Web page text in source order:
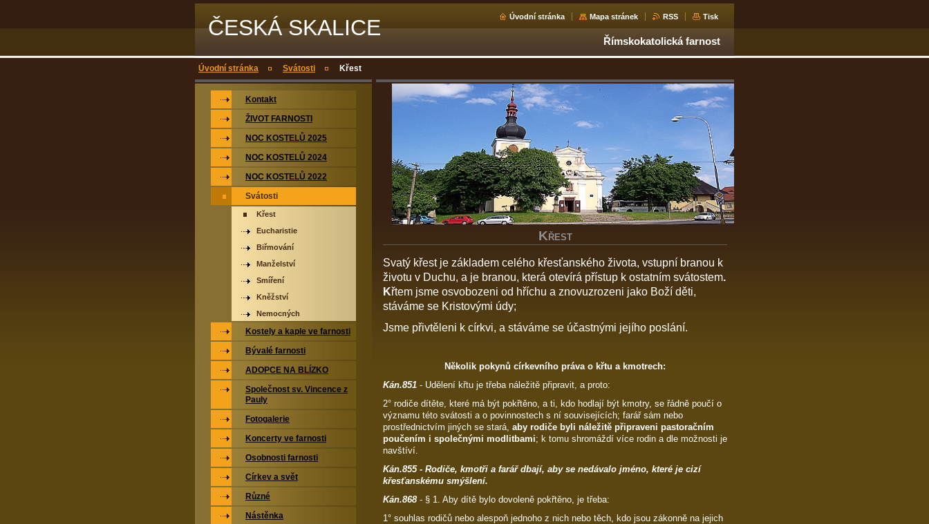
ČESKÁ SKALICE Úvodní stránka Mapa stránek RSS Tisk
Římskokatolická farnost
Úvodní stránka Svátosti Křest
K ŘEST
Svatý křest je základem celého křesťanského života, vstupní branou k
životu v Duchu, a je branou, která otevírá přístup k ostatním svátostem.
Křtem jsme osvobozeni od hříchu a znovuzrozeni jako Boží děti,
stáváme se Kristovými údy;
Jsme přivtěleni k církvi, a stáváme se účastnými jejího poslání.
Několik pokynů církevního práva o křtu a kmotrech:
Kán.851 - Udělení křtu je třeba náležitě připravit, a proto:
2° rodiče dítěte, které má být pokřtěno, a ti, kdo hodlají být kmotry, se řádně poučí o
významu této svátosti a o povinnostech s ní souvisejících; farář sám nebo
prostřednictvím jiných se stará, aby rodiče byli náležitě připraveni pastoračním
poučením i společnými modlitbami; k tomu shromáždí více rodin a dle možnosti je
navštíví.
Kán.855- Rodiče, kmotři a farář dbají, aby se nedávalo jméno, které je cizí
křesťanskému smýšlení.
Kán.868- § 1. Aby dítě bylo dovoleně pokřtěno, je třeba:
1° souhlas rodičů nebo alespoň jednoho z nich nebo těch, kdo jsou zákonně na jejich
Kontakt
ŽIVOT FARNOSTI
NOC KOSTELŮ 2025
NOC KOSTELŮ 2024
NOC KOSTELŮ 2022
Svátosti
Křest
Eucharistie
Biřmování
Manželství
Smíření
Kněžství
Nemocných
Kostely a kaple ve farnosti
Bývalé farnosti
ADOPCE NA BLÍZKO
Společnost sv. Vincence z
Pauly
Fotogalerie
Koncerty ve farnosti
Osobnosti farnosti
Církev a svět
Různé
Nástěnka